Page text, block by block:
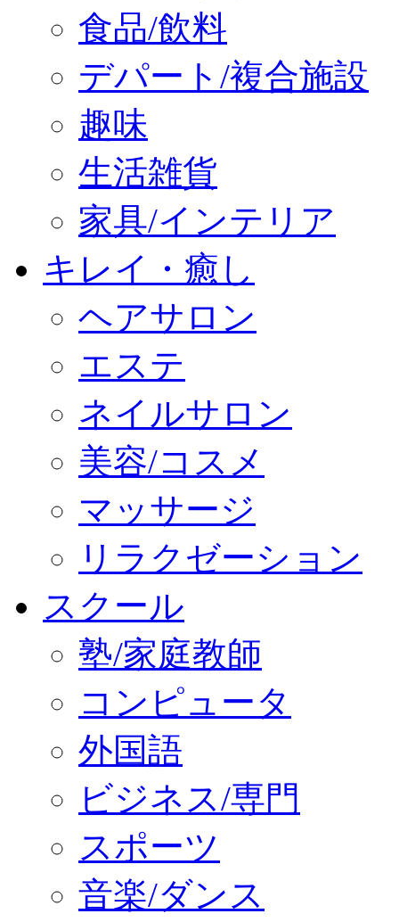
食品/飲料
デパート/複合施設
趣味
生活雑貨
家具/インテリア
キレイ・癒し
ヘアサロン
エステ
ネイルサロン
美容/コスメ
マッサージ
リラクゼーション
スクール
塾/家庭教師
コンピュータ
外国語
ビジネス/専門
スポーツ
音楽/ダンス